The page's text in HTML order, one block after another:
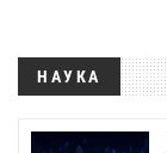
НАУКА